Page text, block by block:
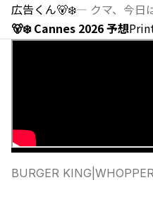
広告くん🐻‍❄️— クマ、今日
🐻‍❄️ Cannes 2026 予想
BURGER KING